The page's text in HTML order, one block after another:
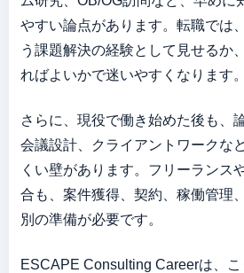
やすい論点があります。転職では
う課題解決の経験として見せるか
ればよいかで迷いやすくなります。
さらに、現役で働き始めた後も、
会議設計、クライアントワークな
くい壁があります。フリーランス
合も、案件獲得、契約、稼働管理
別の準備が必要です。
ESCAPE Consulting Careerは、